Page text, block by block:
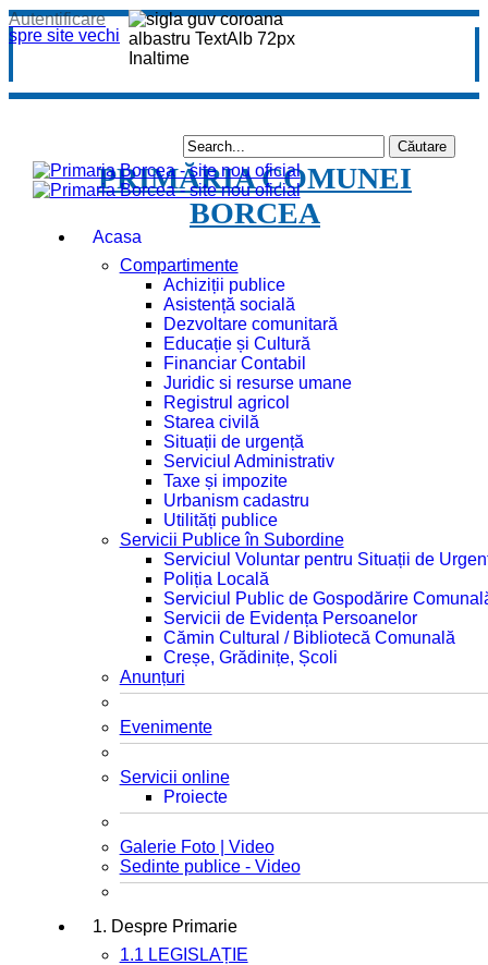
spre site vechi
Autentificare
PRIMĂRIA COMUNEI
BORCEA
Acasa
Compartimente
Achiziții publice
Asistență socială
Dezvoltare comunitară
Educație și Cultură
Financiar Contabil
Juridic si resurse umane
Registrul agricol
Starea civilă
Situații de urgență
Serviciul Administrativ
Taxe și impozite
Urbanism cadastru
Utilități publice
Servicii Publice în Subordine
Serviciul Voluntar pentru Situații de
Poliția Locală
Serviciul Public de Gospodărire
Servicii de Evidența Persoanelor
Cămin Cultural / Bibliotecă Comunală
Creșe, Grădinițe, Școli
Anunțuri
Evenimente
Servicii online
Proiecte
Galerie Foto | Video
Sedinte publice - Video
1. Despre Primarie
1.1 LEGISLAȚIE